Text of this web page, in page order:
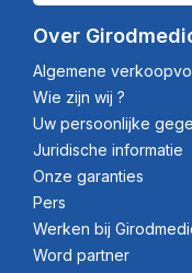
Over
Algemene
Wie zijn wij ?
Uw persoonlijke
Juridische informatie
Onze garanties
Pers
Werken bij
Word partner